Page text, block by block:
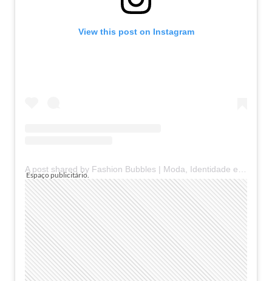
View this post on Instagram